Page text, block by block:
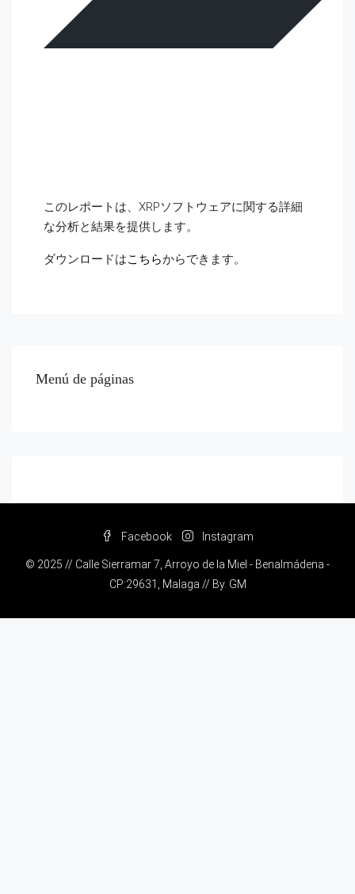
このレポートは、XRPソフトウェアに関する詳細
な分析と結果を提供します。
ダウンロードはこちらからできます。
Menú de páginas
Facebook Instagram
© 2025 // Calle Sierramar 7, Arroyo de la Miel - Benalmádena -
CP:29631, Malaga // By. GM